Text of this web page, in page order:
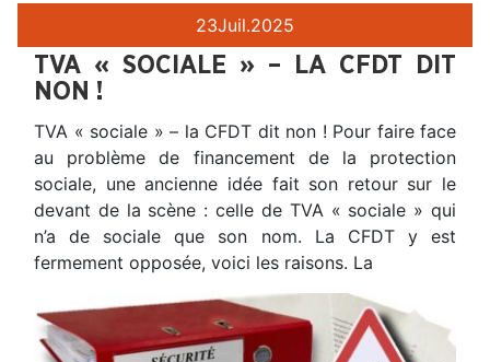
23Juil.2025
TVA « SOCIALE » – LA CFDT DIT
NON !
TVA « sociale » – la CFDT dit non ! Pour faire face
au problème de financement de la protection
sociale, une ancienne idée fait son retour sur le
devant de la scène : celle de TVA « sociale » qui
n’a de sociale que son nom. La CFDT y est
fermement opposée, voici les raisons. La